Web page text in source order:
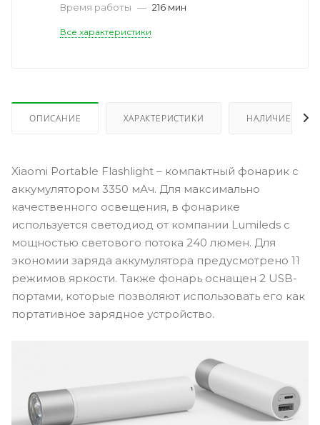
Время работы — 216 мин
Все характеристики
ОПИСАНИЕ ХАРАКТЕРИСТИКИ НАЛИЧИЕ
Xiaomi Portable Flashlight – компактный фонарик с
аккумулятором 3350 мАч. Для максимально
качественного освещения, в фонарике
используется светодиод от компании Lumileds с
мощностью светового потока 240 люмен. Для
экономии заряда аккумулятора предусмотрено 11
режимов яркости. Также фонарь оснащен 2 USB-
портами, которые позволяют использовать его как
портативное зарядное устройство.